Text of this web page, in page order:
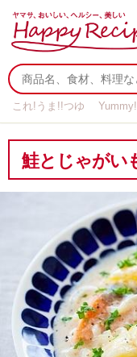
これ!うま!!つゆ Yummy!
鮭とじゃがい